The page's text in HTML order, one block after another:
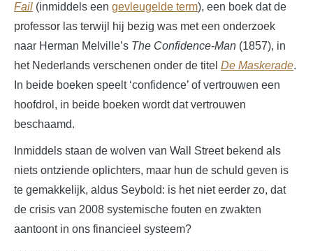
Fail (inmiddels een gevleugelde term), een boek dat de
professor las terwijl hij bezig was met een onderzoek
naar Herman Melville’s The Confidence-Man (1857), in
het Nederlands verschenen onder de titel De Maskerade.
In beide boeken speelt ‘confidence’ of vertrouwen een
hoofdrol, in beide boeken wordt dat vertrouwen
beschaamd.
Inmiddels staan de wolven van Wall Street bekend als
niets ontziende oplichters, maar hun de schuld geven is
te gemakkelijk, aldus Seybold: is het niet eerder zo, dat
de crisis van 2008 systemische fouten en zwakten
aantoont in ons financieel systeem?